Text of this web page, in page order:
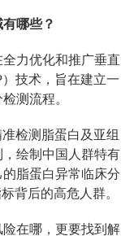
哪些？
力优化和推广垂直
技术，旨在建立一
测流程。
检测脂蛋白及亚组
绘制中国人群特有
脂蛋白异常临床分
背后的高危人群。
在哪，更要找到解